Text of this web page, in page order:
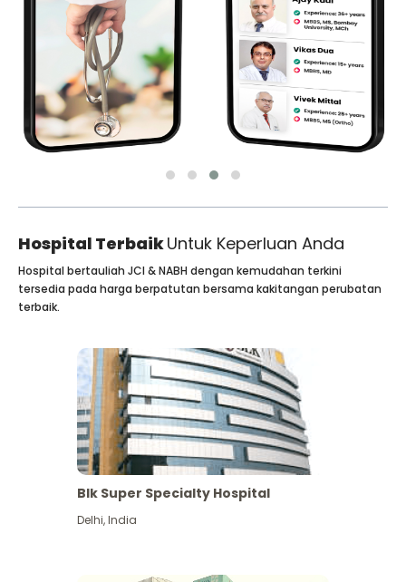
Hospital TerbaikUntuk Keperluan Anda
Hospital bertauliah JCI & NABH dengan kemudahan terkini
tersedia pada harga berpatutan bersama kakitangan perubatan
terbaik.
Blk Super Specialty Hospital
Delhi,India